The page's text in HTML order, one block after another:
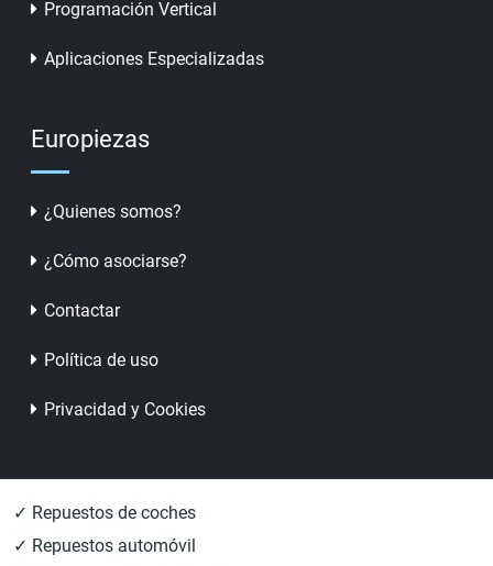
Programación Vertical
Aplicaciones Especializadas
Europiezas
¿Quienes somos?
¿Cómo asociarse?
Contactar
Política de uso
Privacidad y Cookies
✓ Repuestos de coches
✓ Repuestos automóvil